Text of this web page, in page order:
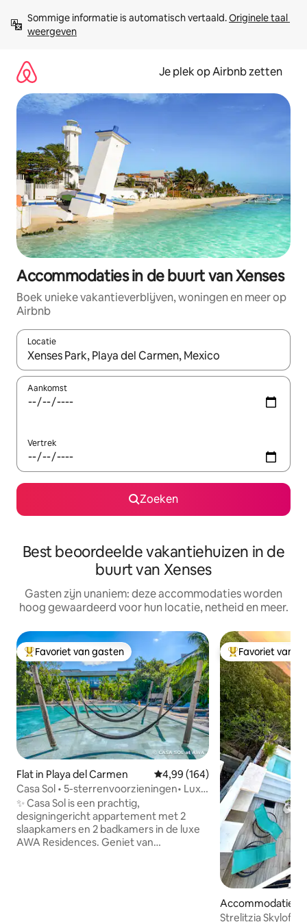
direct
naar
Sommige informatie is automatisch vertaald. Originele taal
weergeven
Je plek op Airbnb zetten
Accommodaties in de buurt van Xenses
Boek unieke vakantieverblijven, woningen en meer op
Airbnb
Locatie
Wanneer er resultaten beschikbaar zijn, maak je een keuze
Aankomst
Vertrek
Zoeken
Best beoordeelde vakantiehuizen in de
buurt van Xenses
Gasten zijn unaniem: deze accommodaties worden
hoog gewaardeerd voor hun locatie, netheid en meer.
Topfavoriet van gasten
Favoriet van gasten
Flat in Playa del Carmen Gemiddelde beoordeling van
4,99 (164)
Casa Sol • 5-sterrenvoorzieningen• Luxe
2BR•AWA Playacar
✨ Casa Sol is een prachtig,
designingericht appartement met 2
slaapkamers en 2 badkamers in de luxe
AWA Residences. Geniet van
Topfavoriet van
Favoriet van
Accommodatie in
Carmen
Strelitzia Skyloft